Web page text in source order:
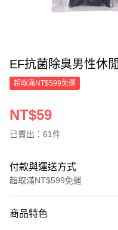
EF抗菌除臭男性休
超取滿NT$599免運
NT$59
已賣出：61件
付款與運送方式
超取滿NT$599免運
信用卡一次付款
商品特色